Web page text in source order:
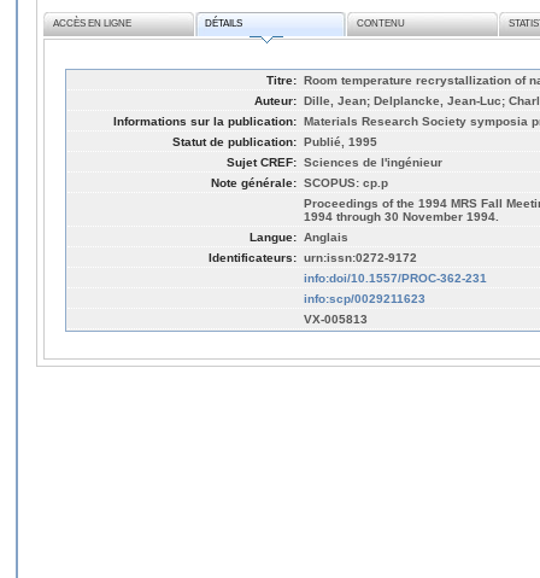
ACCÈS EN LIGNE DÉTAILS CONTENU
Titre: Room temperature recrystallization of
Auteur: Dille, Jean; Delplancke, Jean-Luc;
Informations sur la publication: Materials Research Society symposia
Statut de publication: Publié, 1995
Sujet CREF: Sciences de l'ingénieur
Note générale: SCOPUS: cp.p
Proceedings of the 1994 MRS Fall
1994 through 30 November 1994.
Langue: Anglais
Identificateurs: urn:issn:0272-9172
info:doi/10.1557/PROC-362-231
info:scp/0029211623
VX-005813